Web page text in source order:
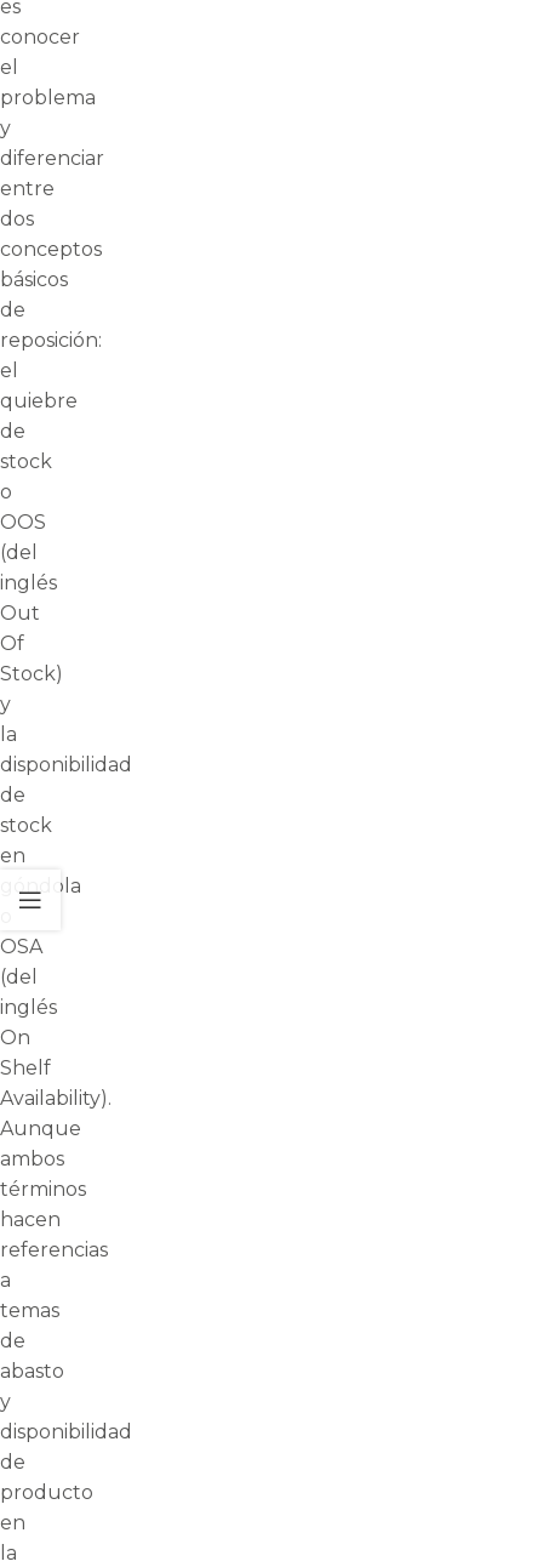
es
conocer
el
problema
y
diferenciar
entre
dos
conceptos
básicos
de
reposición:
el
quiebre
de
stock
o
OOS
(del
inglés
Out
Of
Stock)
y
la
disponibilidad
de
stock
en
góndola
OSA
(del
inglés
On
Shelf
Availability).
Aunque
ambos
términos
hacen
referencias
a
temas
de
abasto
y
disponibilidad
de
producto
en
la